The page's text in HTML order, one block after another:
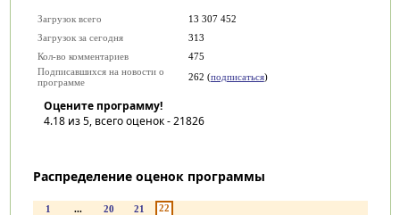
Загрузок всего
13 307 452
Загрузок за сегодня
313
Кол-во комментариев
475
Подписавшихся на новости о
программе
262 (подписаться)
Оцените программу!
4.18из 5, всего оценок -21826
Распределение оценок программы
1 ... 20 21 22